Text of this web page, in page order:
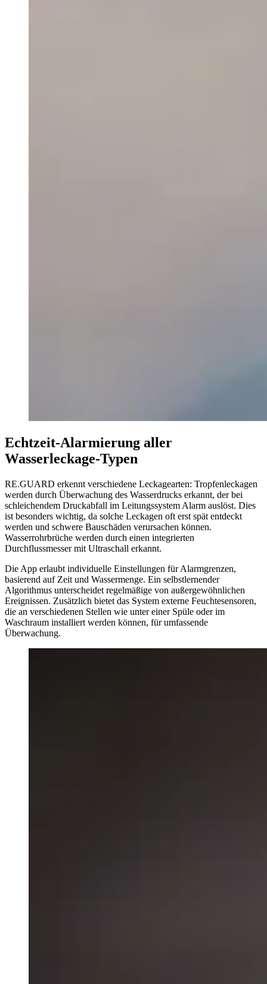
Echtzeit-Alarmierung aller
Wasserleckage-Typen
RE.GUARD erkennt verschiedene Leckagearten: Tropfenleckagen
werden durch Überwachung des Wasserdrucks erkannt, der bei
schleichendem Druckabfall im Leitungssystem Alarm auslöst. Dies
ist besonders wichtig, da solche Leckagen oft erst spät entdeckt
werden und schwere Bauschäden verursachen können.
Wasserrohrbrüche werden durch einen integrierten
Durchflussmesser mit Ultraschall erkannt.
Die App erlaubt individuelle Einstellungen für Alarmgrenzen,
basierend auf Zeit und Wassermenge. Ein selbstlernender
Algorithmus unterscheidet regelmäßige von außergewöhnlichen
Ereignissen. Zusätzlich bietet das System externe Feuchtesensoren,
die an verschiedenen Stellen wie unter einer Spüle oder im
Waschraum installiert werden können, für umfassende
Überwachung.